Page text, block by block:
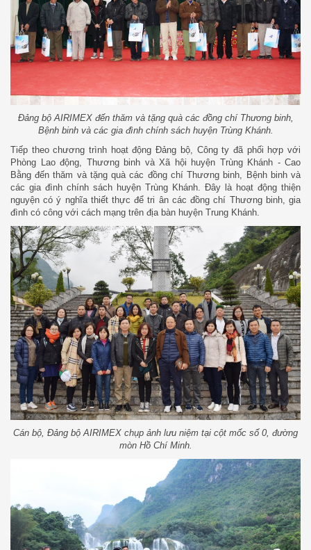
Đảng bộ AIRIMEX đến thăm và tặng quà các đồng chí Thương binh,
Bệnh binh và các gia đình chính sách huyện Trùng Khánh.
Tiếp theo chương trình hoạt động Đảng bộ, Công ty đã phối hợp với
Phòng Lao động, Thương binh và Xã hội huyện Trùng Khánh - Cao
Bằng đến thăm và tặng quà các đồng chí Thương binh, Bệnh binh và
các gia đình chính sách huyện Trùng Khánh. Đây là hoạt động thiện
nguyện có ý nghĩa thiết thực để tri ân các đồng chí Thương binh, gia
đình có công với cách mạng trên địa bàn huyện Trung Khánh.
Cán bộ, Đảng bộ AIRIMEX chụp ảnh lưu niệm tại cột mốc số 0, đường
mòn Hồ Chí Minh.